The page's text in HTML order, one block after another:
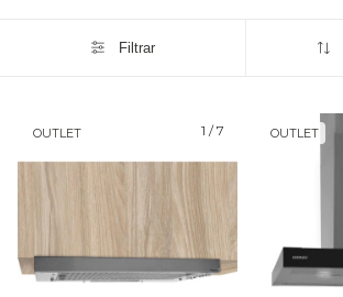
Filtrar
1 /7
OUTLET OUTLET